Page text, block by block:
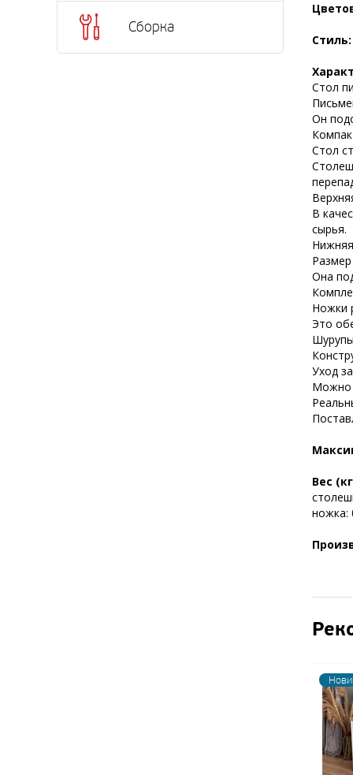
Сборка
Стиль:
Стол
Он
Стол
В
сырья.
Она
Ножки
Это
Уход
Можно
Вес
ножка: